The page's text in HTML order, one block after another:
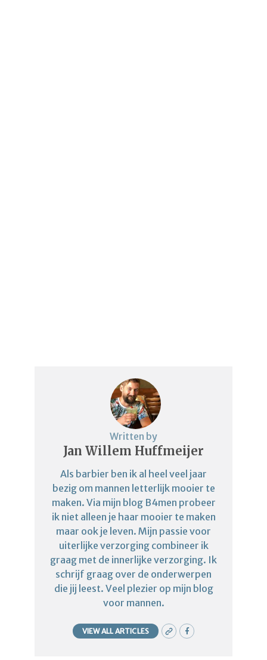
Written by
Jan Willem Huffmeijer
Als barbier ben ik al heel veel jaar
bezig om mannen letterlijk mooier te
maken. Via mijn blog B4men probeer
ik niet alleen je haar mooier te maken
maar ook je leven. Mijn passie voor
uiterlijke verzorging combineer ik
graag met de innerlijke verzorging. Ik
schrijf graag over de onderwerpen
die jij leest. Veel plezier op mijn blog
voor mannen.
VIEW ALL ARTICLES